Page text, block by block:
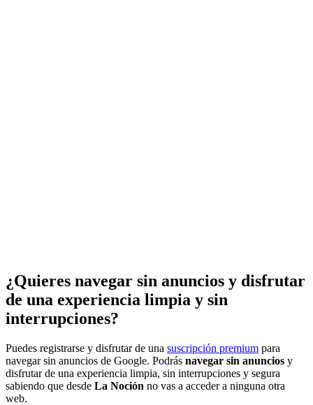
¿Quieres navegar sin anuncios y disfrutar
de una experiencia limpia y sin
interrupciones?
Puedes registrarse y disfrutar de una suscripción premium para
navegar sin anuncios de Google. Podrás navegar sin anuncios y
disfrutar de una experiencia limpia, sin interrupciones y segura
sabiendo que desde La Noción no vas a acceder a ninguna otra
web.